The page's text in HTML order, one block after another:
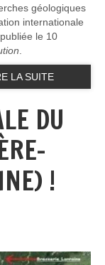
géologiques
internationale
le 10
LA SUITE
DU
!